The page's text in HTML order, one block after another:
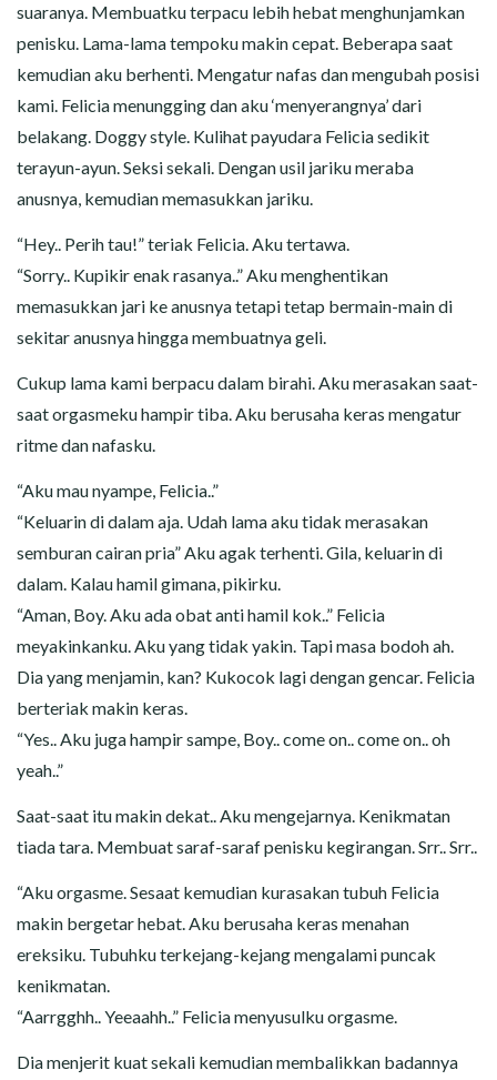
suaranya. Membuatku terpacu lebih hebat menghunjamkan
penisku. Lama-lama tempoku makin cepat. Beberapa saat
kemudian aku berhenti. Mengatur nafas dan mengubah posisi
kami. Felicia menungging dan aku ‘menyerangnya’ dari
belakang. Doggy style. Kulihat payudara Felicia sedikit
terayun-ayun. Seksi sekali. Dengan usil jariku meraba
anusnya, kemudian memasukkan jariku.
“Hey.. Perih tau!” teriak Felicia. Aku tertawa.
“Sorry.. Kupikir enak rasanya..” Aku menghentikan
memasukkan jari ke anusnya tetapi tetap bermain-main di
sekitar anusnya hingga membuatnya geli.
Cukup lama kami berpacu dalam birahi. Aku merasakan saat-
saat orgasmeku hampir tiba. Aku berusaha keras mengatur
ritme dan nafasku.
“Aku mau nyampe, Felicia..”
“Keluarin di dalam aja. Udah lama aku tidak merasakan
semburan cairan pria” Aku agak terhenti. Gila, keluarin di
dalam. Kalau hamil gimana, pikirku.
“Aman, Boy. Aku ada obat anti hamil kok..” Felicia
meyakinkanku. Aku yang tidak yakin. Tapi masa bodoh ah.
Dia yang menjamin, kan? Kukocok lagi dengan gencar. Felicia
berteriak makin keras.
“Yes.. Aku juga hampir sampe, Boy.. come on.. come on.. oh
yeah..”
Saat-saat itu makin dekat.. Aku mengejarnya. Kenikmatan
tiada tara. Membuat saraf-saraf penisku kegirangan. Srr.. Srr..
“Aku orgasme. Sesaat kemudian kurasakan tubuh Felicia
makin bergetar hebat. Aku berusaha keras menahan
ereksiku. Tubuhku terkejang-kejang mengalami puncak
kenikmatan.
“Aarrgghh.. Yeeaahh..” Felicia menyusulku orgasme.
Dia menjerit kuat sekali kemudian membalikkan badannya